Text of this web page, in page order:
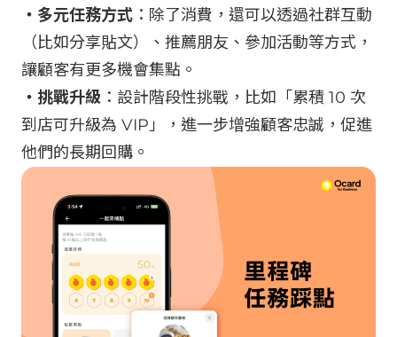
・多元任務方式 ：除了消費，還可以透過社群互動
（比如分享貼文）、推薦朋友、參加活動等方式，
讓顧客有更多機會集點。
・挑戰升級 ：設計階段性挑戰，比如「累積 10 次
到店可升級為 VIP」，進一步增強顧客忠誠，促進
他們的長期回購。